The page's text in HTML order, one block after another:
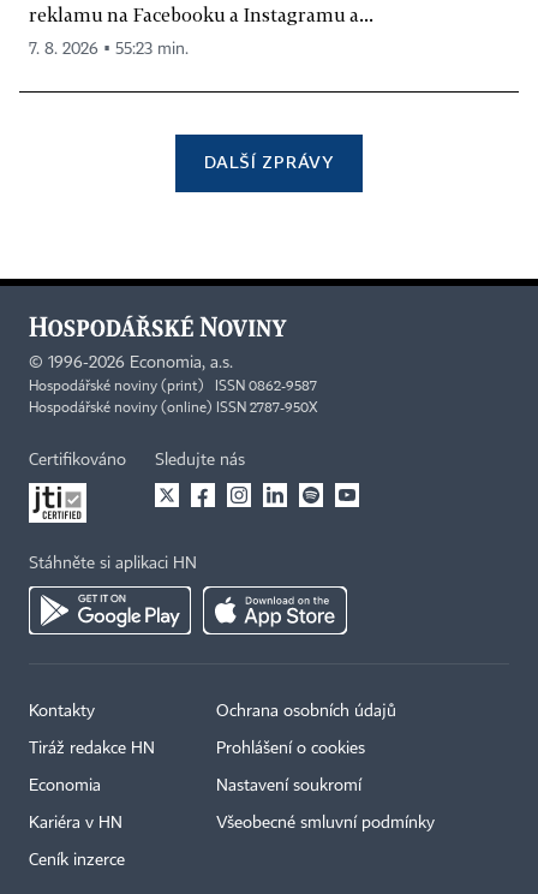
reklamu na Facebooku a Instagramu a...
7. 8. 2026 ▪ 55:23 min.
DALŠÍ ZPRÁVY
© 1996-2026 Economia, a.s.
Hospodářské noviny (print) ISSN 0862-9587
Hospodářské noviny (online) ISSN 2787-950X
Certifikováno Sledujte nás
Stáhněte si aplikaci HN
Kontakty
Tiráž redakce HN
Economia
Kariéra v HN
Ceník inzerce
Ochrana osobních údajů
Prohlášení o cookies
Nastavení soukromí
Všeobecné smluvní podmínky